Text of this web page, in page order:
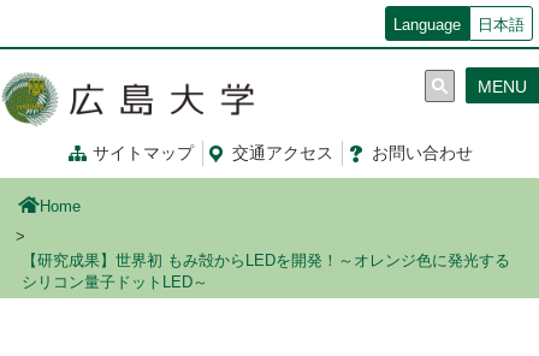
コ
ン
移
Language 日本語
サイトマップ 交通アクセス お問い合わせ
MENU
Home
【研究成果】世界初 もみ殻からLEDを開発！～オレンジ色に発光する
シリコン量子ドットLED～